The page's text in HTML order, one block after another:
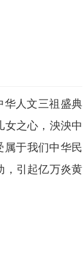
华人文三祖盛典
女之心，泱泱中
属于我们中华民
，引起亿万炎黄